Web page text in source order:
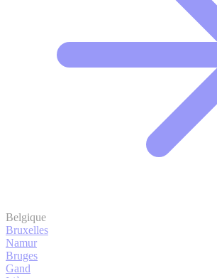
Belgique
Bruxelles
Namur
Bruges
Gand